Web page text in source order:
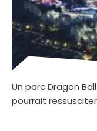
Un parc Dragon
pourrait